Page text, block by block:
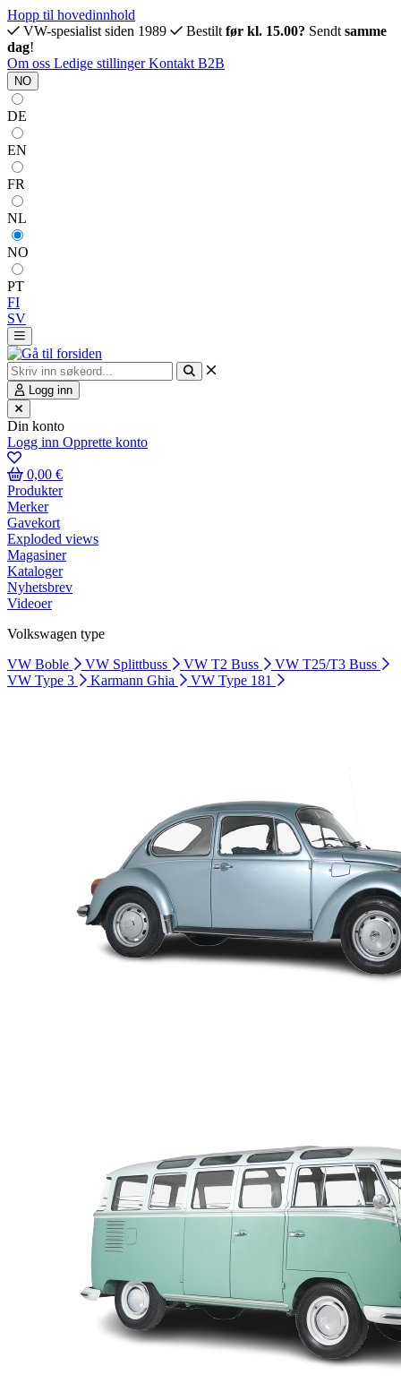
Hopp til hovedinnhold
VW-spesialist siden 1989
Bestilt før kl. 15.00? Sendt samme
dag!
Om oss Ledige stillingerKontakt B2B
NO
DE
EN
FR
NL
NO
PT
FI
SV
Logg inn
Din konto
Logg inn Opprette konto
0,00 €
Produkter
Merker
Gavekort
Exploded views
Magasiner
Kataloger
Nyhetsbrev
Videoer
Volkswagen type
VW Boble
VW Splittbuss VW T2 Buss
VW T25/T3 Buss
VW Type 3
Karmann Ghia VW Type 181